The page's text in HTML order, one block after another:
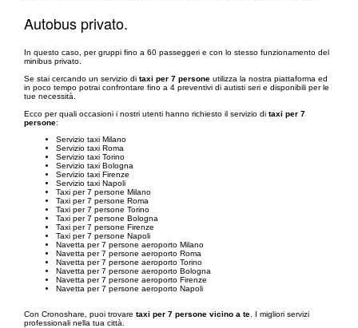
Autobus privato.
In questo caso, per gruppi fino a 60 passeggeri e con lo stesso funzionamento del
minibus privato.
Se stai cercando un servizio di taxi per 7 persone utilizza la nostra piattaforma ed
in poco tempo potrai confrontare fino a 4 preventivi di autisti seri e disponibili per le
tue necessità.
Ecco per quali occasioni i nostri utenti hanno richiesto il servizio di taxi per 7
persone:
Servizio taxi Milano
Servizio taxi Roma
Servizio taxi Torino
Servizio taxi Bologna
Servizio taxi Firenze
Servizio taxi Napoli
Taxi per 7 persone Milano
Taxi per 7 persone Roma
Taxi per 7 persone Torino
Taxi per 7 persone Bologna
Taxi per 7 persone Firenze
Taxi per 7 persone Napoli
Navetta per 7 persone aeroporto Milano
Navetta per 7 persone aeroporto Roma
Navetta per 7 persone aeroporto Torino
Navetta per 7 persone aeroporto Bologna
Navetta per 7 persone aeroporto Firenze
Navetta per 7 persone aeroporto Napoli
Con Cronoshare, puoi trovare taxi per 7 persone vicino a te . I migliori servizi
professionali nella tua città.